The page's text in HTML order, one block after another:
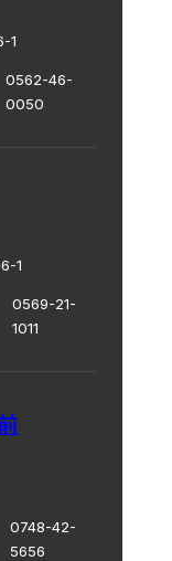
1
0562-46-
0050
1
0569-21-
1011
0748-42-
5656